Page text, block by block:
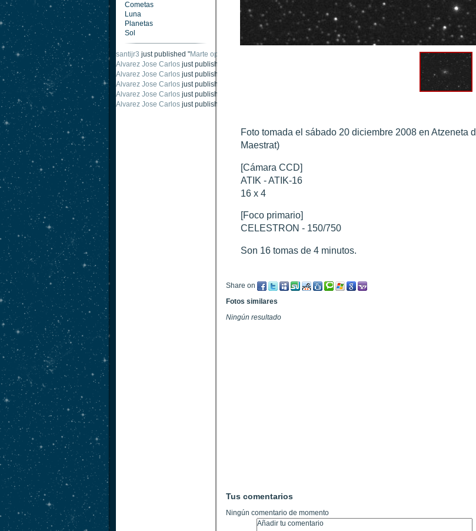
Cometas
Luna
Planetas
Sol
santijr3 just published "Marte oposición 2020
Alvarez Jose Carlos just published "
Alvarez Jose Carlos just published "
Alvarez Jose Carlos just published "
Alvarez Jose Carlos just published "
Alvarez Jose Carlos just published "
Foto tomada el sábado 20 diciembre 2008 en Atzeneta
Maestrat)
[Cámara CCD]
ATIK - ATIK-16
16 x 4
[Foco primario]
CELESTRON - 150/750
Son 16 tomas de 4 minutos.
Share on
Fotos similares
Ningún resultado
Tus comentarios
Ningún comentario de momento